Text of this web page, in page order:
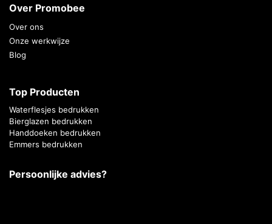
Over Promobee
Over ons
Onze werkwijze
Blog
Top Producten
Waterflesjes bedrukken
Bierglazen bedrukken
Handdoeken bedrukken
Emmers bedrukken
Persoonlijke advies?